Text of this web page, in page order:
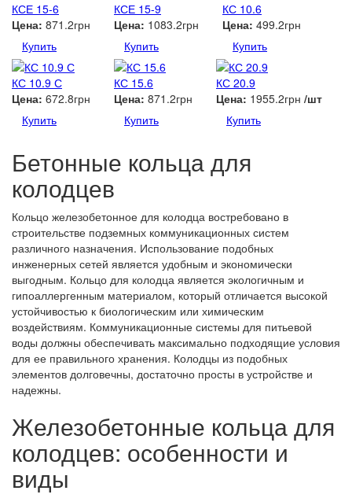
КСЕ 15-6
Цена: 871.2грн
Купить
КСЕ 15-9
Цена: 1083.2грн
Купить
КС 10.6
Цена: 499.2грн
Купить
КС 10.9 С
Цена: 672.8грн
Купить
КС 15.6
Цена: 871.2грн
Купить
КС 20.9
Цена: 1955.2грн /шт
Купить
Бетонные кольца для
колодцев
Кольцо железобетонное для колодца востребовано в
строительстве подземных коммуникационных систем
различного назначения. Использование подобных
инженерных сетей является удобным и экономически
выгодным. Кольцо для колодца является экологичным и
гипоаллергенным материалом, который отличается высокой
устойчивостью к биологическим или химическим
воздействиям. Коммуникационные системы для питьевой
воды должны обеспечивать максимально подходящие условия
для ее правильного хранения. Колодцы из подобных
элементов долговечны, достаточно просты в устройстве и
надежны.
Железобетонные кольца для
колодцев: особенности и
виды